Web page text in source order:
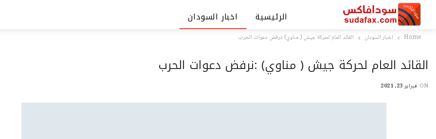
الرئيسية اخبار السودان
Home اخبار السودان القائد العام لحركة جيش ( مناوي) :نرفض دعوات الحرب
القائد العام لحركة جيش ( مناوي) :نرفض دعوات الحرب
ON فبراير 23, 2021